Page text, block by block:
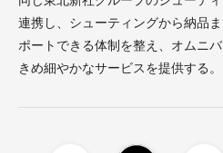
連携し、シューティングから納品
ポートできる体制を整え、オムニ
きめ細やかなサービスを提供する。